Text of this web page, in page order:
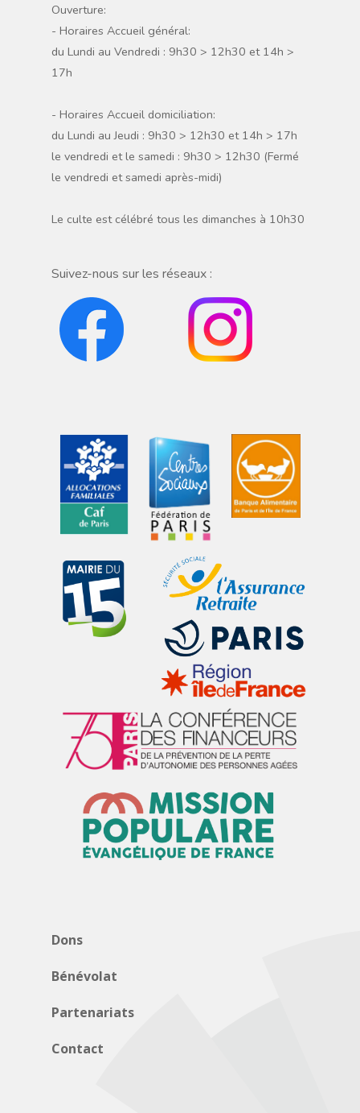
Ouverture:
- Horaires Accueil général:
du Lundi au Vendredi : 9h30 > 12h30 et 14h >
17h
- Horaires Accueil domiciliation:
du Lundi au Jeudi : 9h30 > 12h30 et 14h > 17h
le vendredi et le samedi : 9h30 > 12h30 (Fermé
le vendredi et samedi après-midi)
Le culte est célébré tous les dimanches à 10h30
Suivez-nous sur les réseaux :
Dons
Bénévolat
Partenariats
Contact